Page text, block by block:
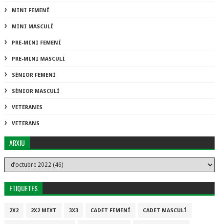
MINI FEMENÍ
MINI MASCULÍ
PRE-MINI FEMENÍ
PRE-MINI MASCULÍ
SÈNIOR FEMENÍ
SÈNIOR MASCULÍ
VETERANES
VETERANS
ARXIU
ETIQUETES
2X2 2X2 MIXT 3X3 CADET FEMENÍ CADET MASCULÍ